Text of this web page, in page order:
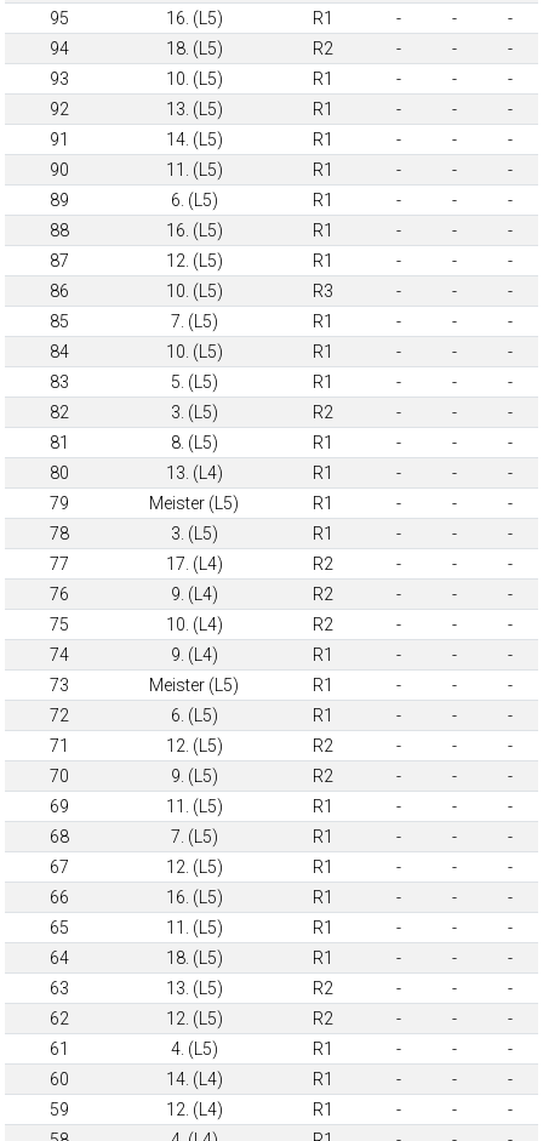
95 16. (L5) R1 - -
-
94
18. (L5) R2 - -
-
93
10. (L5) R1 - -
-
92
13. (L5) R1 - -
-
91
14. (L5) R1 - -
-
90
11. (L5) R1 - -
-
89
6. (L5) R1 - -
-
88
16. (L5) R1 - -
-
87
12. (L5) R1 - -
-
86
10. (L5) R3 - -
-
85
7. (L5) R1 - -
-
84
10. (L5) R1 - -
-
83
5. (L5) R1 - -
-
82
3. (L5) R2 - -
-
81
8. (L5) R1 - -
-
80
13. (L4) R1 - -
-
79
Meister (L5) R1 - -
-
78
3. (L5) R1 - -
-
77
17. (L4) R2 - -
-
76
9. (L4) R2 - -
-
75
10. (L4) R2 - -
-
74
9. (L4) R1 - -
-
73
Meister (L5) R1 - -
-
72
6. (L5) R1 - -
-
71
12. (L5) R2 - -
-
70
9. (L5) R2 - -
-
69
11. (L5) R1 - -
-
68
7. (L5) R1 - -
-
67
12. (L5) R1 - -
-
66
16. (L5) R1 - -
-
65
11. (L5) R1 - -
-
64
18. (L5) R1 - -
-
63
13. (L5) R2 - -
-
62
12. (L5) R2 - -
-
61
4. (L5) R1 - -
-
60
14. (L4) R1 - -
-
59
12. (L4) R1 - -
-